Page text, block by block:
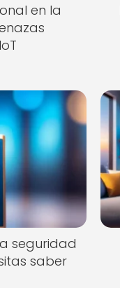
en la
seguridad
saber